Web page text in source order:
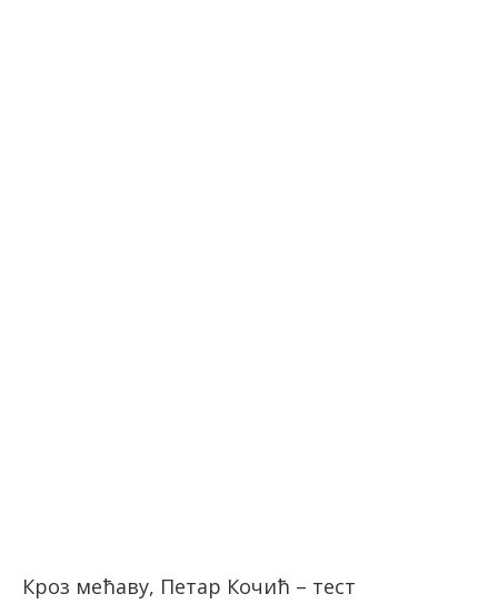
Кроз мећаву, Петар Кочић – тест